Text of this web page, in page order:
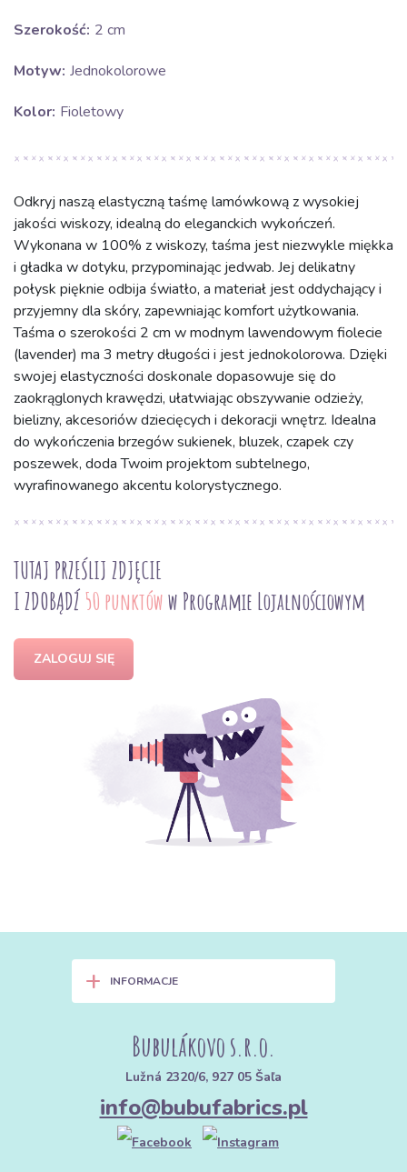
Szerokość: 2 cm
Motyw: Jednokolorowe
Kolor: Fioletowy
Odkryj naszą elastyczną taśmę lamówkową z wysokiej
jakości wiskozy, idealną do eleganckich wykończeń.
Wykonana w 100% z wiskozy, taśma jest niezwykle miękka
i gładka w dotyku, przypominając jedwab. Jej delikatny
połysk pięknie odbija światło, a materiał jest oddychający i
przyjemny dla skóry, zapewniając komfort użytkowania.
Taśma o szerokości 2 cm w modnym lawendowym fiolecie
(lavender) ma 3 metry długości i jest jednokolorowa. Dzięki
swojej elastyczności doskonale dopasowuje się do
zaokrąglonych krawędzi, ułatwiając obszywanie odzieży,
bielizny, akcesoriów dziecięcych i dekoracji wnętrz. Idealna
do wykończenia brzegów sukienek, bluzek, czapek czy
poszewek, doda Twoim projektom subtelnego,
wyrafinowanego akcentu kolorystycznego.
TUTAJ PRZEŚLIJ ZDJĘCIE
I ZDOBĄDŹ 50 punktóww Programie Lojalnościowym
ZALOGUJ SIĘ
+ INFORMACJE
Bubulákovo s.r.o.
Lužná 2320/6, 927 05 Šaľa
info@bubufabrics.pl